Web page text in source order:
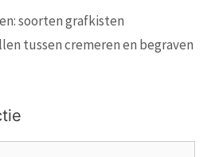
soorten grafkisten
tussen cremeren en begraven